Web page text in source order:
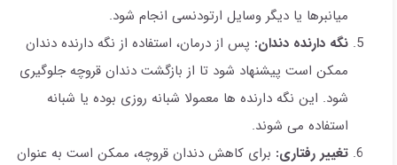
میانبرها یا دیگر وسایل ارتودنسی انجام شود.
نگه دارنده دندان: پس از درمان، استفاده از نگه دارنده دندان
ممکن است پیشنهاد شود تا از بازگشت دندان قروچه جلوگیری
شود. این نگه دارنده ها معمولا شبانه روزی بوده یا شبانه
استفاده می شوند.
تغییر رفتاری: برای کاهش دندان قروچه، ممکن است به عنوان